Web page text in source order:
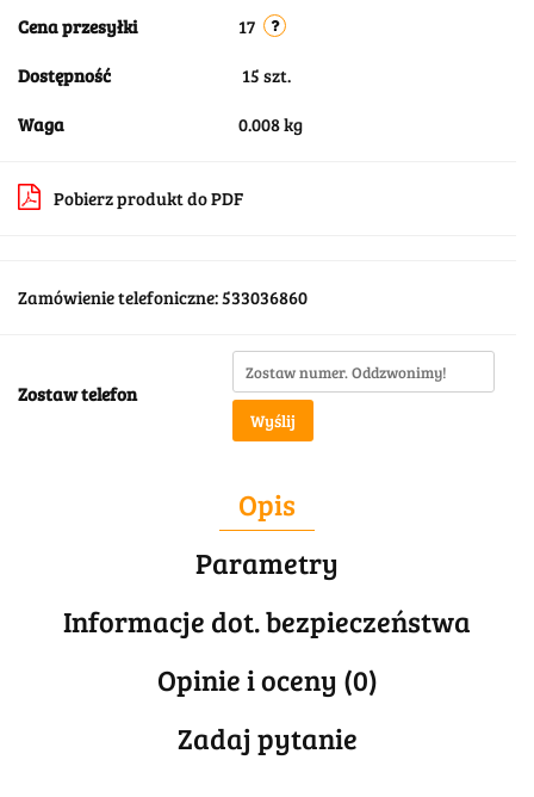
Cena przesyłki 17
Dostępność 15 szt.
Waga 0.008 kg
Pobierz produkt do PDF
Zamówienie telefoniczne: 533036860
Zostaw telefon
Wyślij
Opis
Parametry
Informacje dot. bezpieczeństwa
Opinie i oceny (0)
Zadaj pytanie